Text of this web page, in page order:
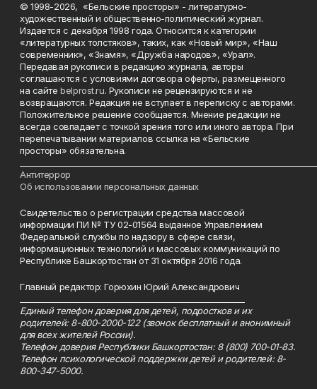
© 1998-2026, «Бельские просторы» - литературно-
художественный и общественно-политический журнал.
Издается с декабря 1998 года. Относится к категории
«литературных толстяков», таких, как «Новый мир», «Наш
современник», «Знамя», «Дружба народов», «Урал».
Передавая рукописи в редакцию журнала, авторы
соглашаются с условиями договора оферты, размещенного
на сайтеbelprost.ru. Рукописи не рецензируются и не
возвращаются. Редакция не вступает в переписку с авторами.
Положительное решение сообщается. Мнение редакции не
всегда совпадает с точкой зрения того или иного автора. При
перепечатывании материалов ссылка на «Бельские
просторы» обязательна.
Антитеррор
Об использовании персональных данных
Свидетельство о регистрации средства массовой
информации ПИ № ТУ 02-01564 выданное Управлением
Федеральной службы по надзору в сфере связи,
информационных технологий и массовых коммуникаций по
Республике Башкортостан от 31 октября 2016 года.
Главный редактор: Горюхин Юрий Александрович
Единый телефон доверия для детей, подростков и их
родителей: 8-800-2000-122 (звонок бесплатный и анонимный
для всех жителей России).
Телефон доверия Республики Башкортостан: 8 (800) 700-01-83.
Телефон психологической поддержки детей и родителей: 8-
800-347-5000.